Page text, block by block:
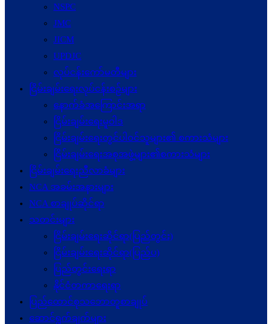
NSPC
JMC
JICM
UPDJC
လုပ်ငန်းကော်မတီများ
ငြိမ်းချမ်းရေးလုပ်ငန်းစဉ်များ
နောက်ခံအကြောင်းအရာ
ငြိမ်းချမ်းရေးမူဝါဒ
ငြိမ်းချမ်းရေးတွင်ပါဝင်သူများ၏ စကားသံများ
ငြိမ်းချမ်းရေးအစုအဖွဲ့များ၏စကားသံများ
ငြိမ်းချမ်းရေးညီလာခံများ
NCA အခမ်းအနားများ
NCA စာချုပ်ဆိုင်ရာ
သတင်းများ
ငြိမ်းချမ်းရေးဆိုင်ရာ(ပြည်တွင်း)
ငြိမ်းချမ်းရေးဆိုင်ရာ(ပြည်ပ)
ပြည်တွင်းရေးရာ
နိုင်ငံတကာရေးရာ
ပြည်ထောင်စုသဘောတူစာချုပ်
ဆောင်ရွက်ချက်များ